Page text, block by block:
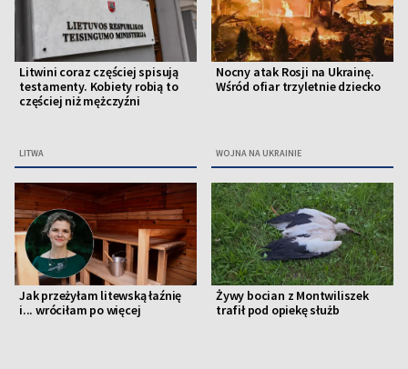
Litwini coraz częściej spisują
testamenty. Kobiety robią to
częściej niż mężczyźni
LITWA
Nocny atak Rosji na Ukrainę.
Wśród ofiar trzyletnie dziecko
WOJNA NA UKRAINIE
Jak przeżyłam litewską łaźnię
i... wróciłam po więcej
Żywy bocian z Montwiliszek
trafił pod opiekę służb